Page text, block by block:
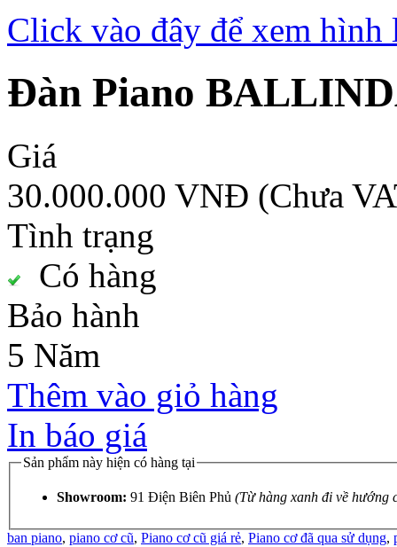
Click vào đây để xem hình
Đàn Piano
Giá
30.000.000 VNĐ (Chưa
Tình trạng
Có hàng
Bảo hành
5 Năm
Thêm vào giỏ hàng
In báo giá
Sản phẩm này hiện có hàng tại
Showroom: 91 Điện Biên Phủ (Từ hàng xanh đi về hướng
ban piano, piano cơ cũ, Piano cơ cũ giá rẻ, Piano cơ đã qua sử dụng,